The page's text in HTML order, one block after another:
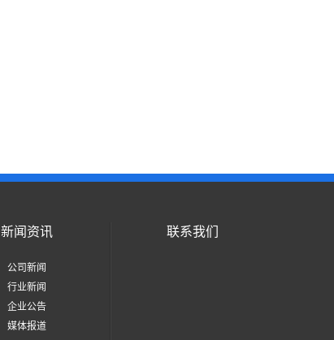
新闻资讯
公司新闻
行业新闻
企业公告
媒体报道
联系我们